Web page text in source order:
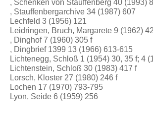
, Schenken von Stauffenberg 40 (1993)
, Stauffenbergarchive 34 (1987) 607
Lechfeld 3 (1956) 121
Leidringen, Bruch, Margarete 9 (1962)
, Dinghof 7 (1960) 305 f
, Dingbrief 1399 13 (1966) 613-615
Lichtenegg, Schloß 1 (1954) 30, 35 f; 4
Lichtenstein, Schloß 30 (1983) 417 f
Lorsch, Kloster 27 (1980) 246 f
Lochen 17 (1970) 793-795
Lyon, Seide 6 (1959) 256